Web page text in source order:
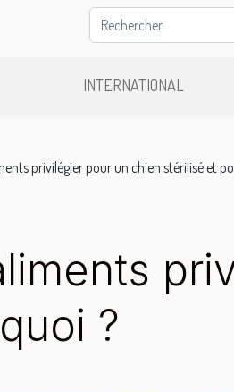
INTERNATIONAL
privilégier pour un chien stérilisé et
?